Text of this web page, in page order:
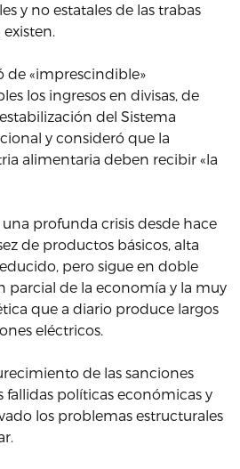
y no estatales de las trabas
de «imprescindible»
los ingresos en divisas, de
del Sistema
y consideró que la
alimentaria deben recibir «la
profunda crisis desde hace
de productos básicos, alta
pero sigue en doble
parcial de la economía y la muy
que a diario produce largos
eléctricos.
de las sanciones
fallidas políticas económicas y
los problemas estructurales